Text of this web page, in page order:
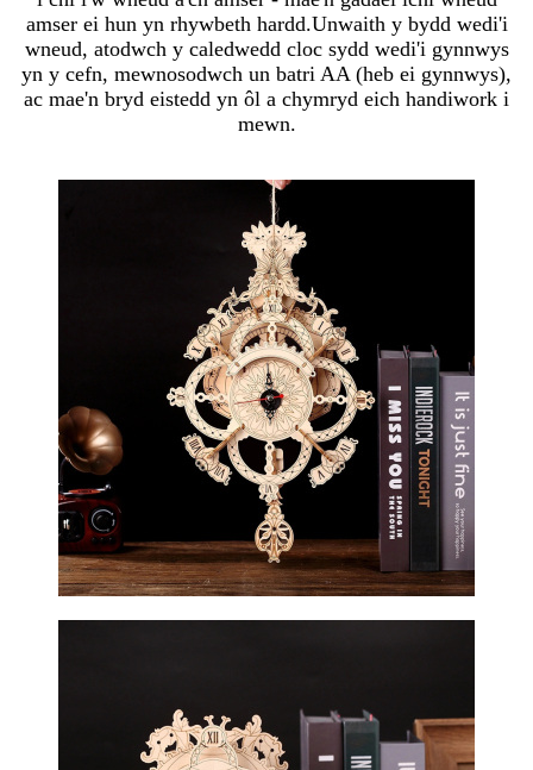
amser ei hun yn rhywbeth hardd.Unwaith y bydd wedi'i
wneud, atodwch y caledwedd cloc sydd wedi'i gynnwys
yn y cefn, mewnosodwch un batri AA (heb ei gynnwys),
ac mae'n bryd eistedd yn ôl a chymryd eich handiwork i
mewn.